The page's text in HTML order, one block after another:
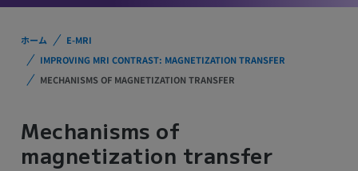
ホーム
E-MRI
IMPROVING MRI CONTRAST: MAGNETIZATION TRANSFER
MECHANISMS OF MAGNETIZATION TRANSFER
Mechanisms of
magnetization transfer